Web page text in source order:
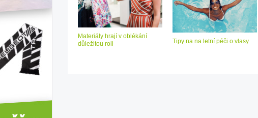
Materiály hrají v oblékání
důležitou roli
Tipy na na letní péči o vlasy